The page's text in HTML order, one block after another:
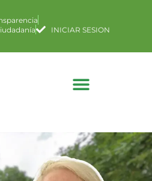
INICIAR SESION